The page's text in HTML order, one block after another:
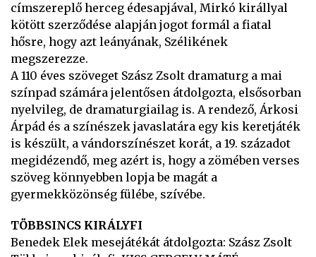
címszereplő herceg édesapjával, Mirkó királlyal
kötött szerződése alapján jogot formál a fiatal
hősre, hogy azt leányának, Szélikének
megszerezze.
A 110 éves szöveget Szász Zsolt dramaturg a mai
színpad számára jelentősen átdolgozta, elsősorban
nyelvileg, de dramaturgiailag is. A rendező, Árkosi
Árpád és a színészek javaslatára egy kis keretjáték
is készült, a vándorszínészet korát, a 19. századot
megidézendő, meg azért is, hogy a zömében verses
szöveg könnyebben lopja be magát a
gyermekközönség fülébe, szívébe.
TÖBBSINCS KIRÁLYFI
Benedek Elek mesejátékát átdolgozta: Szász Zsolt